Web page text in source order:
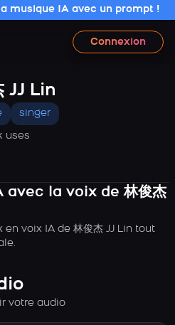
musique IA avec un prompt !
Connexion
JJ Lin
singer
uses
avec la voix de 林俊杰
voix IA de 林俊杰 JJ Lin tout
votre audio